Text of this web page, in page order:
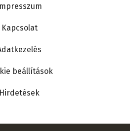
Kapcsolat
beállítások
Hirdetések